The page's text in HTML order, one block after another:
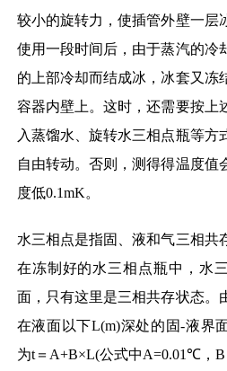
较小的旋转力，使插管外壁一层
使用一段时间后，由于蒸汽的冷
的上部冷却而结成冰，冰套又冻
容器内壁上。这时，还需要按上
入蒸馏水、旋转水三相点瓶等方
自由转动。否则，测得得温度值
度低0.1mK。
水三相点是指固、液和气三相共
在冻制好的水三相点瓶中，水
面，只有这里是三相共存状态。
在液面以下L(m)深处的固-液界
为t＝A+B×L(公式中A=0.01℃，B